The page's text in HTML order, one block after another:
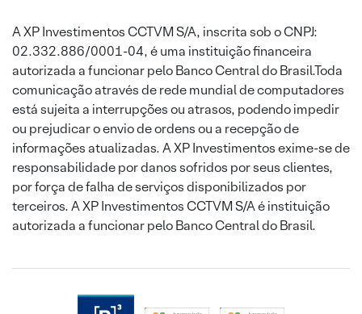
A XP Investimentos CCTVM S/A, inscrita sob o CNPJ:
02.332.886/0001-04, é uma instituição financeira
autorizada a funcionar pelo Banco Central do Brasil.Toda
comunicação através de rede mundial de computadores
está sujeita a interrupções ou atrasos, podendo impedir
ou prejudicar o envio de ordens ou a recepção de
informações atualizadas. A XP Investimentos exime-se de
responsabilidade por danos sofridos por seus clientes,
por força de falha de serviços disponibilizados por
terceiros. A XP Investimentos CCTVM S/A é instituição
autorizada a funcionar pelo Banco Central do Brasil.